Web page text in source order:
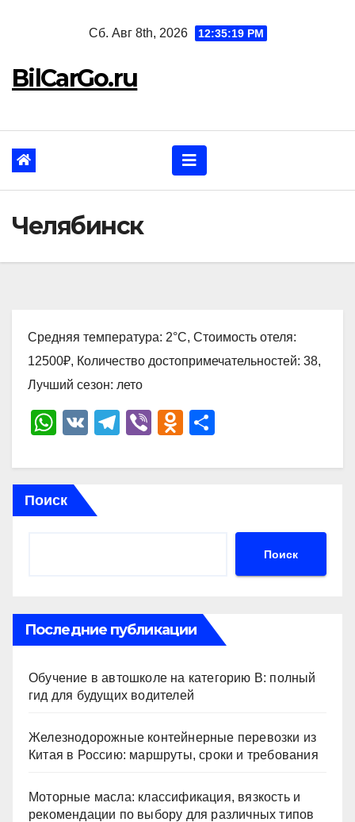
Сб. Авг 8th, 2026 12:35:20 PM
BilCarGo.ru
Челябинск
Средняя температура: 2°C, Стоимость отеля:
12500₽, Количество достопримечательностей: 38,
Лучший сезон: лето
W
at
s
A
V
T
e
Vi
er
O
n
ki
р
ть
Поиск
Поиск
Последние публикации
Обучение в автошколе на категорию В: полный
гид для будущих водителей
Железнодорожные контейнерные перевозки из
Китая в Россию: маршруты, сроки и требования
Моторные масла: классификация, вязкость и
рекомендации по выбору для различных типов